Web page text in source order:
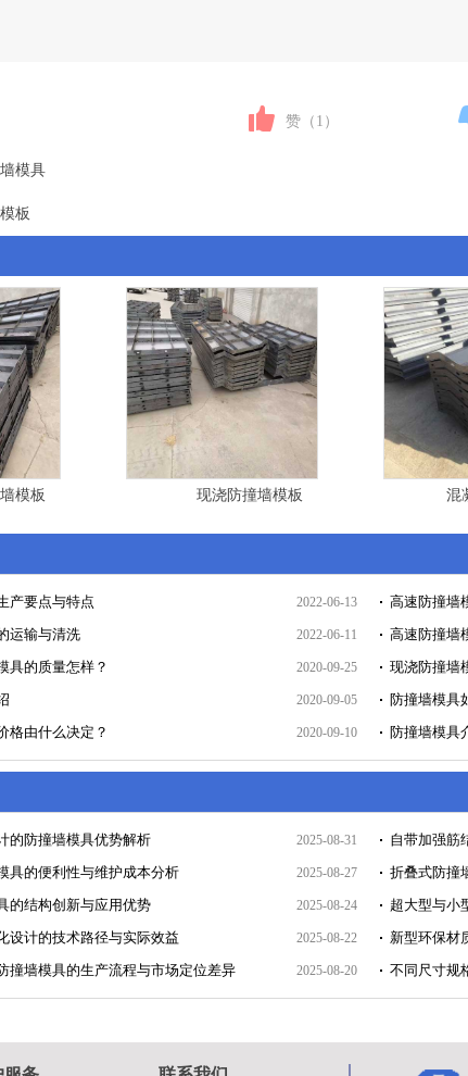
赞（ 1 ）
模具
板
模板 现浇防撞墙模板 混
2022-06-13
产要点与特点 高速防撞墙
2022-06-11
运输与清洗 高速防撞墙
2020-09-25
具的质量怎样？ 现浇防撞墙
2020-09-05 防撞墙模具
2020-09-10
格由什么决定？ 防撞墙模具
2025-08-31
的防撞墙模具优势解析 自带加强筋
2025-08-27
具的便利性与维护成本分析 折叠式防撞
2025-08-24
的结构创新与应用优势 超大型与小
2025-08-22
设计的技术路径与实际效益 新型环保材
2025-08-20
撞墙模具的生产流程与市场定位差异 不同尺寸规